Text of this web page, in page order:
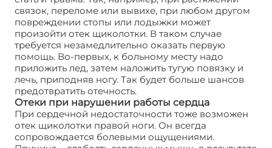
связок, переломе или вывихе, при любом другом
повреждении стопы или лодыжки может
произойти отек щиколотки. В таком случае
требуется незамедлительно оказать первую
помощь. Во-первых, к больному месту надо
приложить лед, затем наложить тугую повязку и
лечь, приподняв ногу. Так будет больше шансов
предотвратить отечность.
Отеки при нарушении работы сердца
При сердечной недостаточности тоже возможен
отек щиколотки правой ноги. Он всегда
сопровождается болевыми ощущениями.